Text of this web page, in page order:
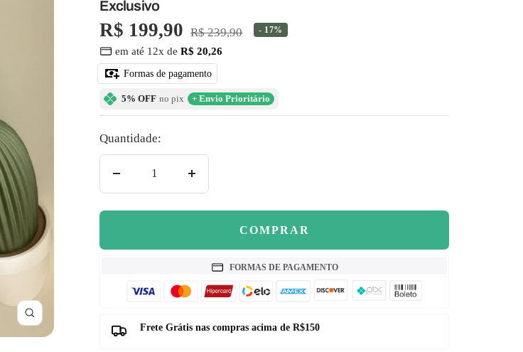
Zoom
Exclusivo
Preço
promocional
R$ 199,90 Preço
normal
R$ 239,90 - 17%
em até 12x deR$ 20,26
Formas de pagamento
5% OFF no pix + Envio Prioritário
Quantidade:
COMPRAR
FORMAS DE PAGAMENTO
Frete Grátis nas compras acima de R$150